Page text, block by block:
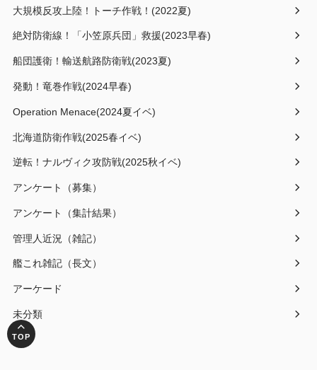
大規模反攻上陸！トーチ作戦！(2022夏)
絶対防衛線！「小笠原兵団」救援(2023早春)
船団護衛！輸送航路防衛戦(2023夏)
発動！竜巻作戦(2024早春)
Operation Menace(2024夏イベ)
北海道防衛作戦(2025春イベ)
逆転！ナルヴィク攻防戦(2025秋イベ)
アンケート（募集）
アンケート（集計結果）
管理人近況（雑記）
艦これ雑記（長文）
アーケード
未分類